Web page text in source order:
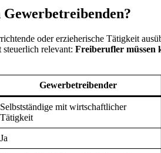
oder erzieherische Tätigkeit
relevant: Freiberufler müssen
Gewerbetreibender
Selbstständige mit wirtschaftlicher
Tätigkeit
Ja